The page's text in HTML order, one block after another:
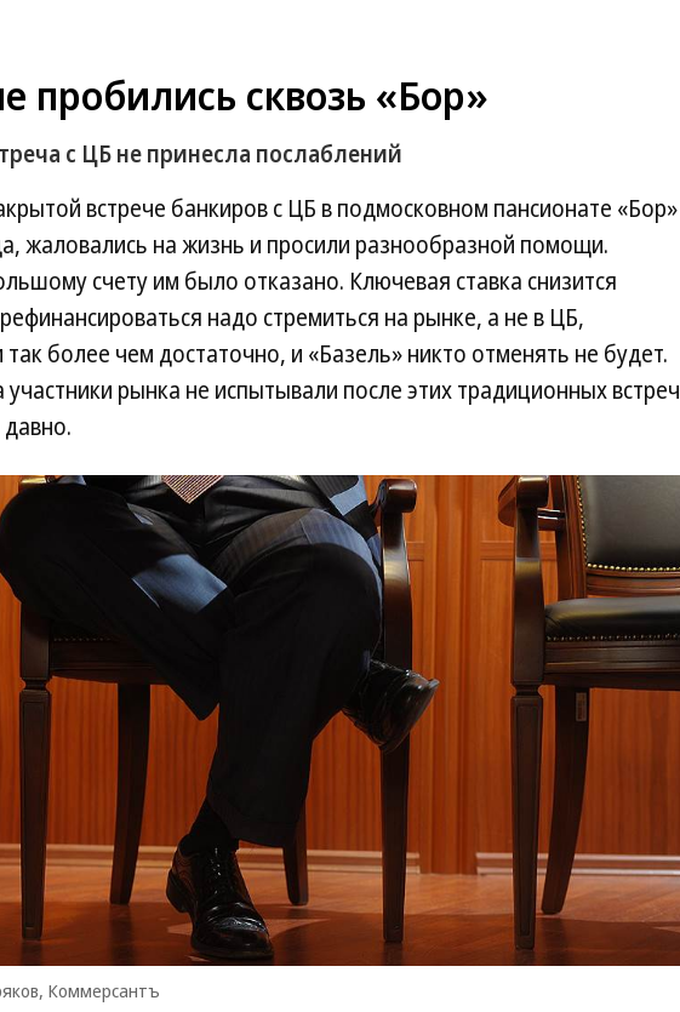
пробились сквозь «Бор»
с ЦБ не принесла послаблений
встрече банкиров с ЦБ в подмосковном пансионате «Бор»
жаловались на жизнь и просили разнообразной помощи.
счету им было отказано. Ключевая ставка снизится
надо стремиться на рынке, а не в ЦБ,
более чем достаточно, и «Базель» никто отменять не будет.
участники рынка не испытывали после этих традиционных встреч
Коммерсантъ